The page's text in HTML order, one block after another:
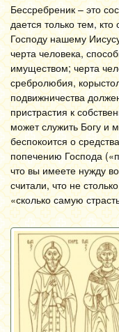
Бессребреник – это
дается только тем,
Господу нашему
черта человека,
имуществом; черта
сребролюбия,
подвижничества
пристрастия к
может служить Богу и
беспокоится о
попечению Господа
что вы имеете нужду
считали, что не
«сколько самую